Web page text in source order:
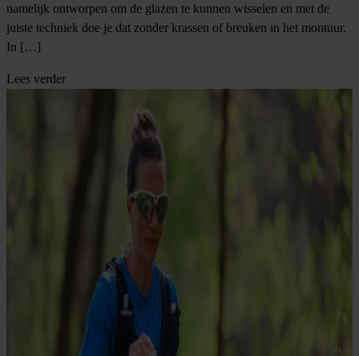
namelijk ontworpen om de glazen te kunnen wisselen en met de
juiste techniek doe je dat zonder krassen of breuken in het montuur.
In […]
Lees verder